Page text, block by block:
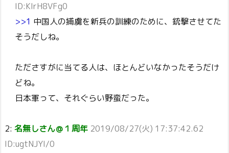
ID:KIrH8VFg0
>>1 中国人の捕虜を新兵の訓練のために、銃撃させてた
そうだしね。
たださすがに当てる人は、ほとんどいなかったそうだけ
どね。
日本軍って、それぐらい野蛮だった。
2: 名無しさん＠１周年 2019/08/27(火) 17:37:42.62
ID:ugtNJYI/0